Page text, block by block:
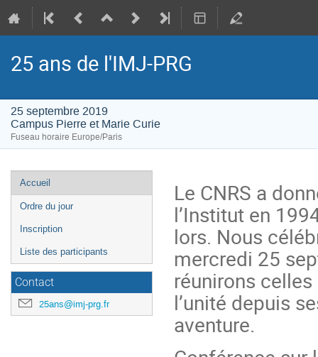
25 ans de l'IMJ-PRG
25 septembre 2019
Campus Pierre et Marie Curie
Fuseau horaire Europe/Paris
Menu
de
l'événement
Accueil
Ordre du jour
Inscription
Liste des participants
Contact
25ans@imj-prg.fr
Le CNRS a
l’Institut en
lors. Nous
mercredi 25
réunirons
l’unité depuis
aventure.